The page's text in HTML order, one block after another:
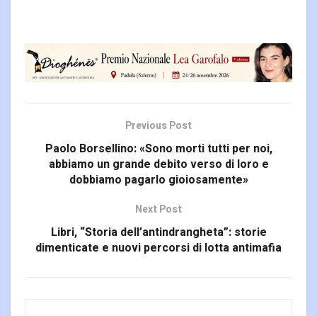
dicembre prossimo.
Asperger Abruzzo concede
con gioia la sospensione
Previous Post
Paolo Borsellino: «Sono morti tutti per noi,
abbiamo un grande debito verso di loro e
dobbiamo pagarlo gioiosamente»
Next Post
Libri, “Storia dell’antindrangheta”: storie
dimenticate e nuovi percorsi di lotta antimafia